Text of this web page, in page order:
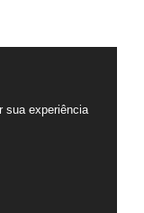
sua experiência